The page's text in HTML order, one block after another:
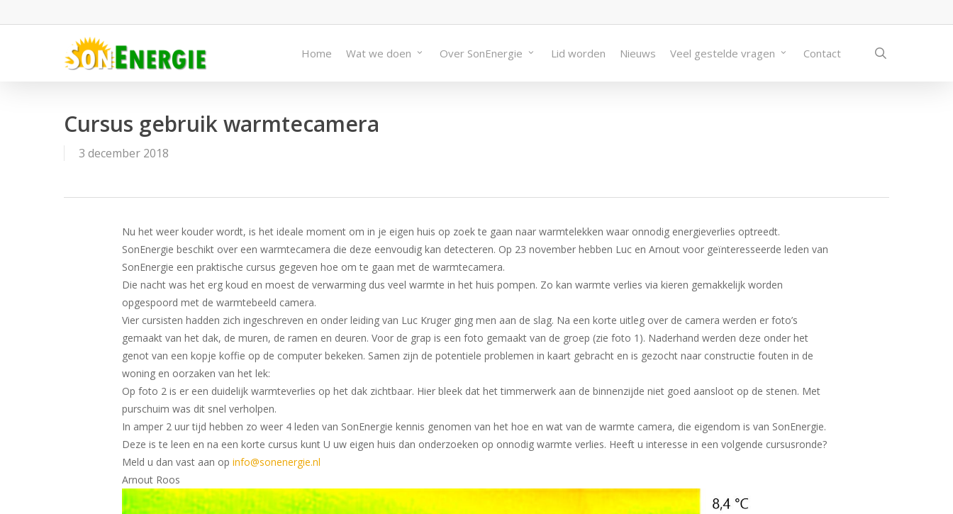
to
Home Wat we doen Over SonEnergie Lid worden Nieuws Veel gestelde vragen Contact
Cursus gebruik warmtecamera
3 december 2018
Nu het weer kouder wordt, is het ideale moment om in je eigen huis op zoek te gaan naar warmtelekken waar onnodig energieverlies optreedt.
SonEnergie beschikt over een warmtecamera die deze eenvoudig kan detecteren. Op 23 november hebben Luc en Arnout voor geïnteresseerde leden van
SonEnergie een praktische cursus gegeven hoe om te gaan met de warmtecamera.
Die nacht was het erg koud en moest de verwarming dus veel warmte in het huis pompen. Zo kan warmte verlies via kieren gemakkelijk worden
opgespoord met de warmtebeeld camera.
Vier cursisten hadden zich ingeschreven en onder leiding van Luc Kruger ging men aan de slag. Na een korte uitleg over de camera werden er foto’s
gemaakt van het dak, de muren, de ramen en deuren. Voor de grap is een foto gemaakt van de groep (zie foto 1). Naderhand werden deze onder het
genot van een kopje koffie op de computer bekeken. Samen zijn de potentiele problemen in kaart gebracht en is gezocht naar constructie fouten in de
woning en oorzaken van het lek:
Op foto 2 is er een duidelijk warmteverlies op het dak zichtbaar. Hier bleek dat het timmerwerk aan de binnenzijde niet goed aansloot op de stenen. Met
purschuim was dit snel verholpen.
In amper 2 uur tijd hebben zo weer 4 leden van SonEnergie kennis genomen van het hoe en wat van de warmte camera, die eigendom is van SonEnergie.
Deze is te leen en na een korte cursus kunt U uw eigen huis dan onderzoeken op onnodig warmte verlies. Heeft u interesse in een volgende cursusronde?
Meld u dan vast aan op info@sonenergie.nl
Arnout Roos